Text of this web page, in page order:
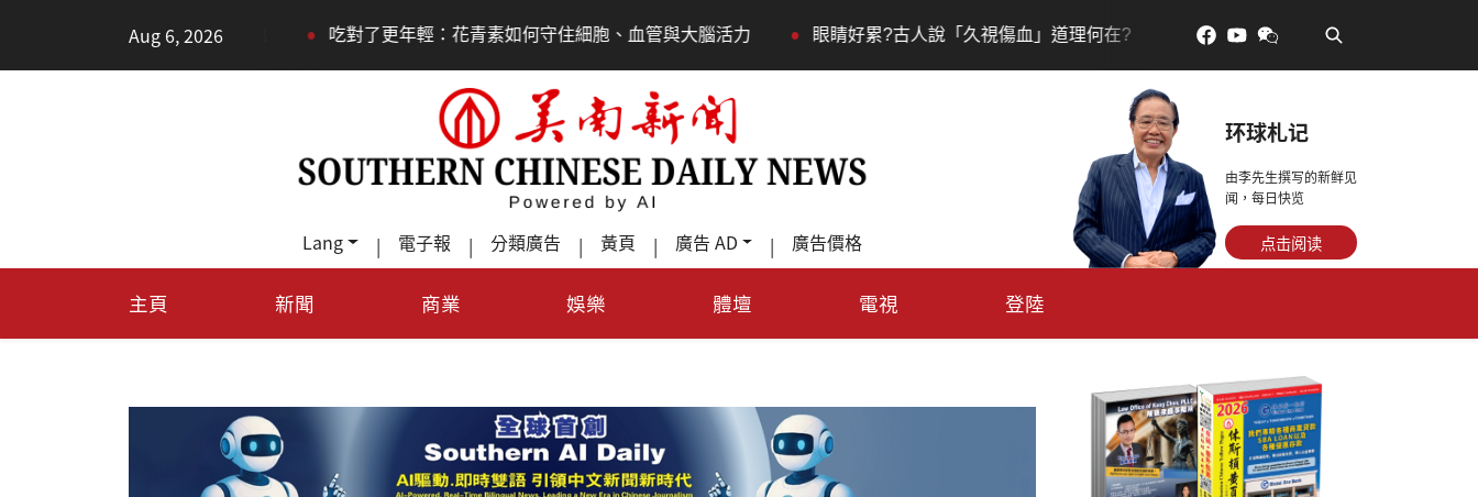
Aug 6, 2026
吃對了更年輕：花青素如何守住細胞、血管與大腦活力 • 眼睛好累?古人說「久視傷血」道理何在? • 養膚從餐桌開始，維生素C為膠原蛋白按下「啟動鍵」
Lang | 電子報 | 分類廣告 | 黃頁 | 廣告 AD | 廣告價格
环球札记
由李先生撰写的新鲜见
闻，每日快览
点击阅读
主頁 新聞 商業 娛樂 體壇 電視 登陸